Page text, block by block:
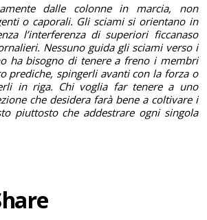
dalle colonne in marcia, non
o caporali. Gli sciami si orientano in
l’interferenza di superiori ficcanaso
Nessuno guida gli sciami verso i
ha bisogno di tenere a freno i membri
prediche, spingerli avanti con la forza o
in riga. Chi voglia far tenere a uno
che desidera farà bene a coltivare i
piuttosto che addestrare ogni singola